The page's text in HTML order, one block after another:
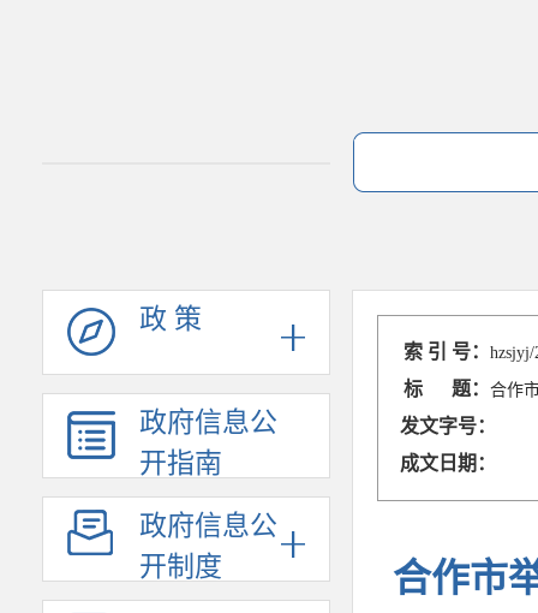
政 策
政府信息公
开指南
政府信息公
开制度
索 引 号：hzsjyj/
标 题：合作
发文字号：
成文日期：
合作市